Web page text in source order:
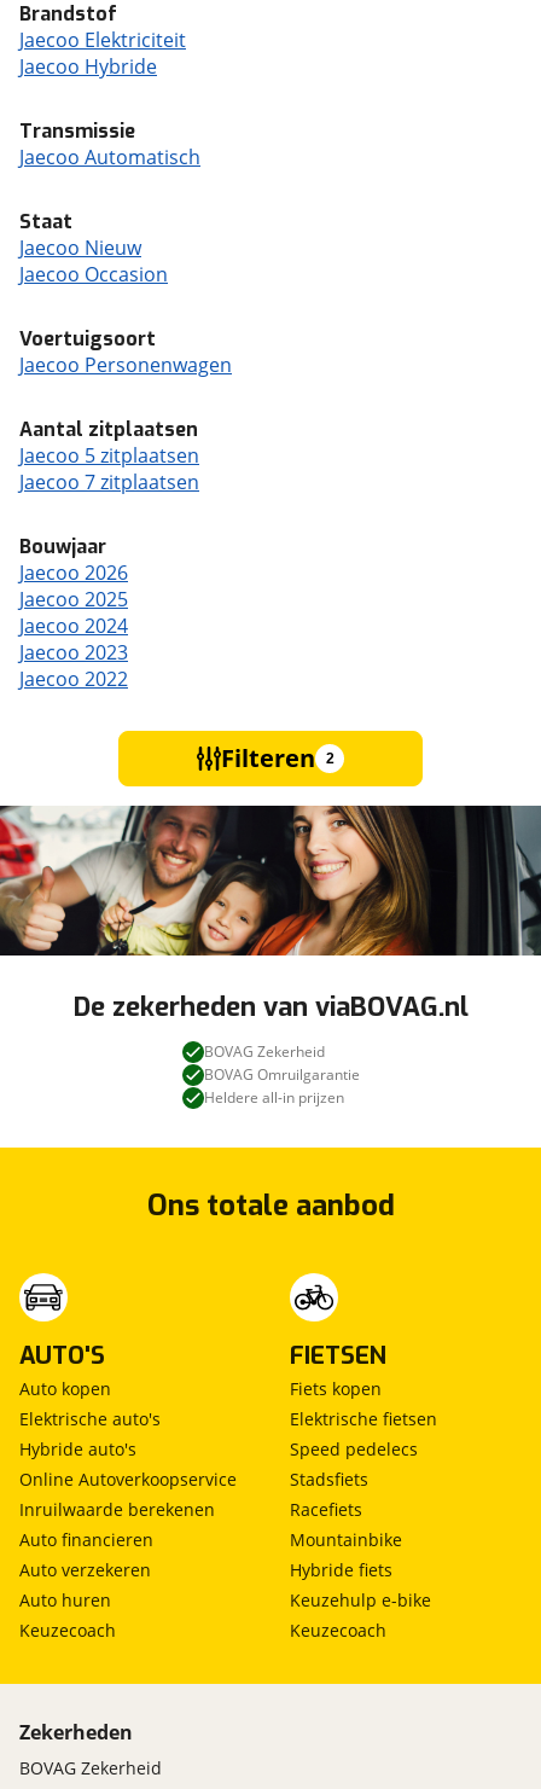
Brandstof
Jaecoo Elektriciteit
Jaecoo Hybride
Transmissie
Jaecoo Automatisch
Staat
Jaecoo Nieuw
Jaecoo Occasion
Voertuigsoort
Jaecoo Personenwagen
Aantal zitplaatsen
Jaecoo 5 zitplaatsen
Jaecoo 7 zitplaatsen
Bouwjaar
Jaecoo 2026
Jaecoo 2025
Jaecoo 2024
Jaecoo 2023
Jaecoo 2022
Filteren 2
De zekerheden van viaBOVAG.nl
BOVAG Zekerheid
BOVAG Omruilgarantie
Heldere all-in prijzen
Ons totale aanbod
AUTO'S
Auto kopen
Elektrische auto's
Hybride auto's
Online Autoverkoopservice
Inruilwaarde berekenen
Auto financieren
Auto verzekeren
Auto huren
Keuzecoach
FIETSEN
Fiets kopen
Elektrische fietsen
Speed pedelecs
Stadsfiets
Racefiets
Mountainbike
Hybride fiets
Keuzehulp e-bike
Keuzecoach
Zekerheden
BOVAG Zekerheid